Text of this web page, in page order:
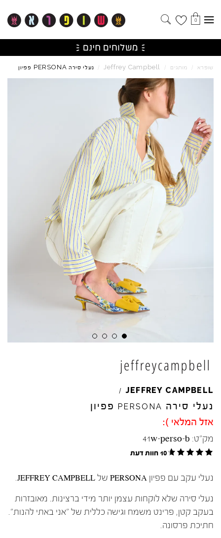
0
שופרא / מותגים /
Jeffrey Campbell
/ נעלי סירה PERSONA פפיון
JEFFREY CAMPBELL
/
נעלי סירה PERSONA פפיון
אזל המלאי ):
מק"ט: 41w-perso-b
10 חוות דעת
נעלי עקב עם פפיון PERSONA של JEFFREY CAMPBELL.
נעלי סירה שלא לוקחות עצמן יותר מידי ברצינות. מאובזרות
בעקב קטן, פרינט משמח וגישה כללית של "אני באתי להנות".
חתיכת פרסונה.